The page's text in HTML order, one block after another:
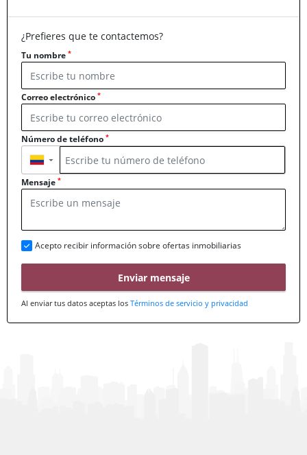
¿Prefieres que te contactemos?
Tu nombre *
Correo electrónico *
Número de teléfono *
▼
Mensaje *
Acepto recibir información sobre ofertas inmobiliarias
Enviar mensaje
Al enviar tus datos aceptas los Términos de servicio y privacidad